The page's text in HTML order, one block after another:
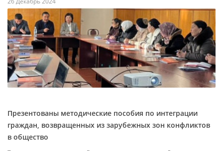
Презентованы методические пособия по интеграции
граждан, возвращенных из зарубежных зон конфликтов
в общество